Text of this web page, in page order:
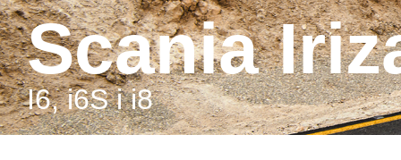
Scania
i6, i6S i i8